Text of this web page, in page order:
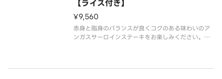
【ライス付き】
¥9,560
赤身と脂身のバランスが良くコクのある味わいのア
ンガスサーロインステーキをお楽しみください。※